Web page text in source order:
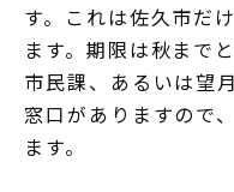
す。これは佐久市だ
ます。期限は秋まで
市民課、あるいは望
窓口がありますので
ます。